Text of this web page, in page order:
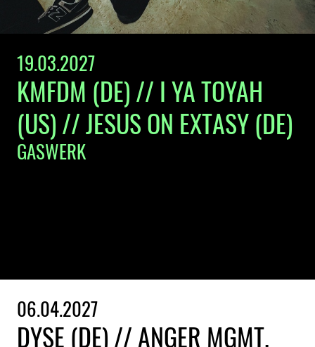
19.03.2027
KMFDM (DE) // I YA TOYAH
(US) // JESUS ON EXTASY (DE)
GASWERK
06.04.2027
DYSE (DE) // ANGER MGMT.